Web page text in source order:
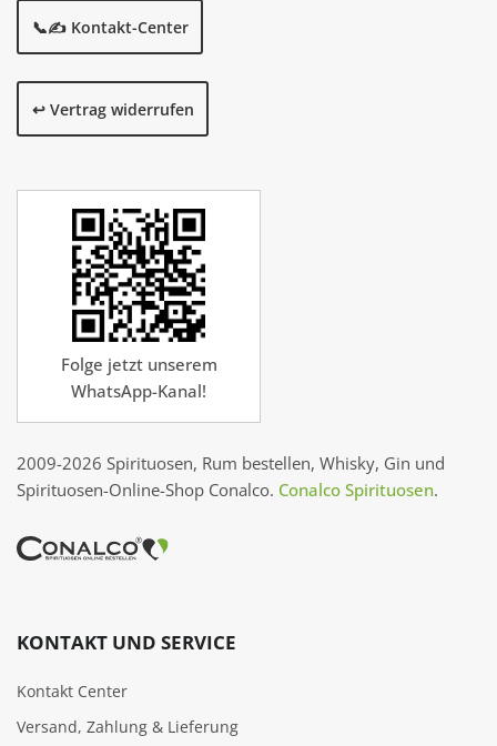
📞✍️ Kontakt-Center
↩️ Vertrag widerrufen
Folge jetzt unserem
WhatsApp-Kanal!
2009-2026 Spirituosen, Rum bestellen, Whisky, Gin und
Spirituosen-Online-Shop Conalco. Conalco Spirituosen.
KONTAKT UND SERVICE
Kontakt Center
Versand, Zahlung & Lieferung